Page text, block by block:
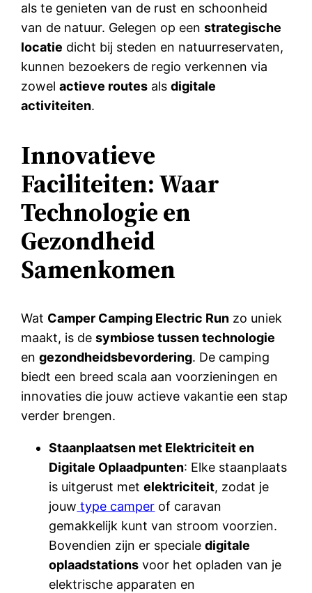
als te genieten van de rust en schoonheid
van de natuur. Gelegen op eenstrategische
locatie dicht bij steden en natuurreservaten,
kunnen bezoekers de regio verkennen via
zowelactieve routes alsdigitale
activiteiten.
Innovatieve
Faciliteiten: Waar
Technologie en
Gezondheid
Samenkomen
Wat Camper Camping Electric Run zo uniek
maakt, is desymbiose tussen technologie
engezondheidsbevordering. De camping
biedt een breed scala aan voorzieningen en
innovaties die jouw actieve vakantie een stap
verder brengen.
Staanplaatsen met Elektriciteit en
Digitale Oplaadpunten: Elke staanplaats
is uitgerust metelektriciteit, zodat je
jouw type camper of caravan
gemakkelijk kunt van stroom voorzien.
Bovendien zijn er specialedigitale
oplaadstations voor het opladen van je
elektrische apparaten en